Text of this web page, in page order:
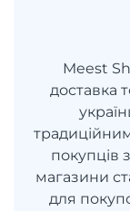
Meest
доставка
покупців
магазини
для